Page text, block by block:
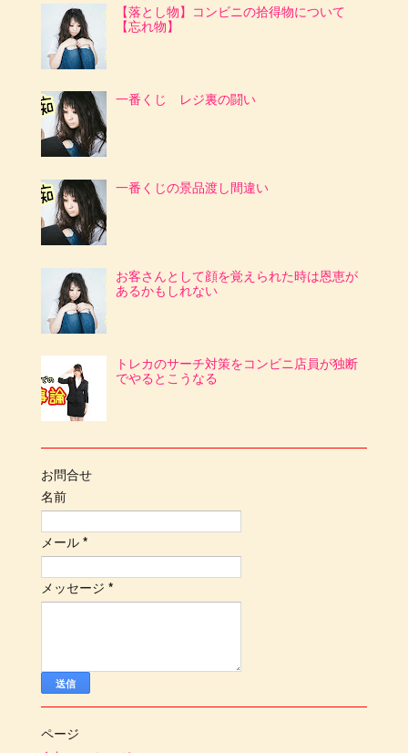
【落とし物】コンビニの拾得物について
【忘れ物】
一番くじ レジ裏の闘い
一番くじの景品渡し間違い
お客さんとして顔を覚えられた時は恩恵が
あるかもしれない
トレカのサーチ対策をコンビニ店員が独断
でやるとこうなる
お問合せ
名前
メール *
メッセージ *
ページ